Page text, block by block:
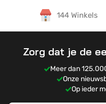
144 Winkels
Zorg dat je de
Meer dan
Onze
Op ieder